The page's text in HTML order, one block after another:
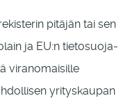
pitäjän tai sen
ja EU:n tietosuoja-
viranomaisille
yrityskaupan